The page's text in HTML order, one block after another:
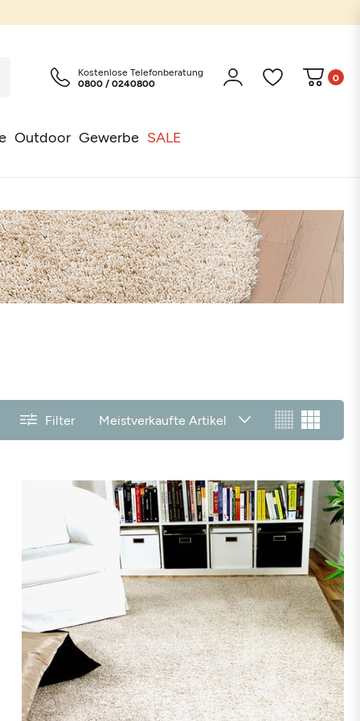
Outdoor Gewerbe SALE
Kostenlose Telefonberatung
0800 / 0240800
0
Filter